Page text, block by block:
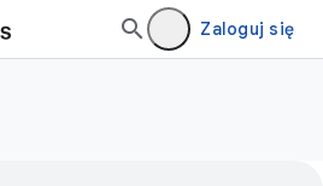
Zaloguj się